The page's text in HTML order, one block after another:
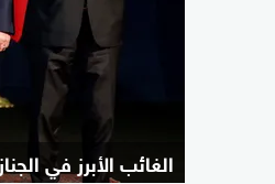
الغائب الأبرز في